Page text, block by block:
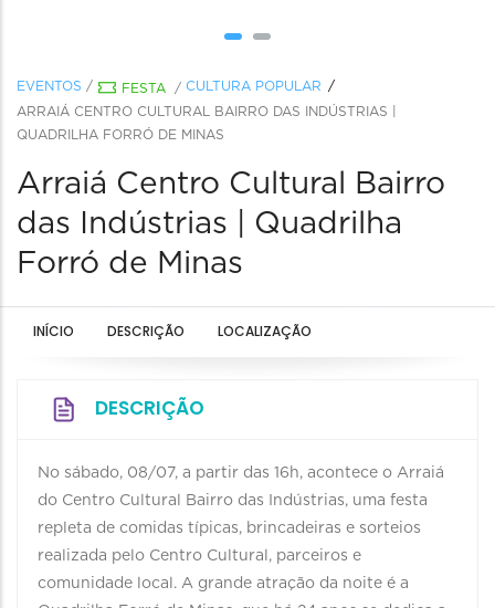
EVENTOS / FESTA / CULTURA POPULAR
ARRAIÁ CENTRO CULTURAL BAIRRO DAS INDÚSTRIAS |
QUADRILHA FORRÓ DE MINAS
Arraiá Centro Cultural Bairro
das Indústrias | Quadrilha
Forró de Minas
INÍCIO DESCRIÇÃO LOCALIZAÇÃO
DESCRIÇÃO
No sábado, 08/07, a partir das 16h, acontece o Arraiá
do Centro Cultural Bairro das Indústrias, uma festa
repleta de comidas típicas, brincadeiras e sorteios
realizada pelo Centro Cultural, parceiros e
comunidade local. A grande atração da noite é a